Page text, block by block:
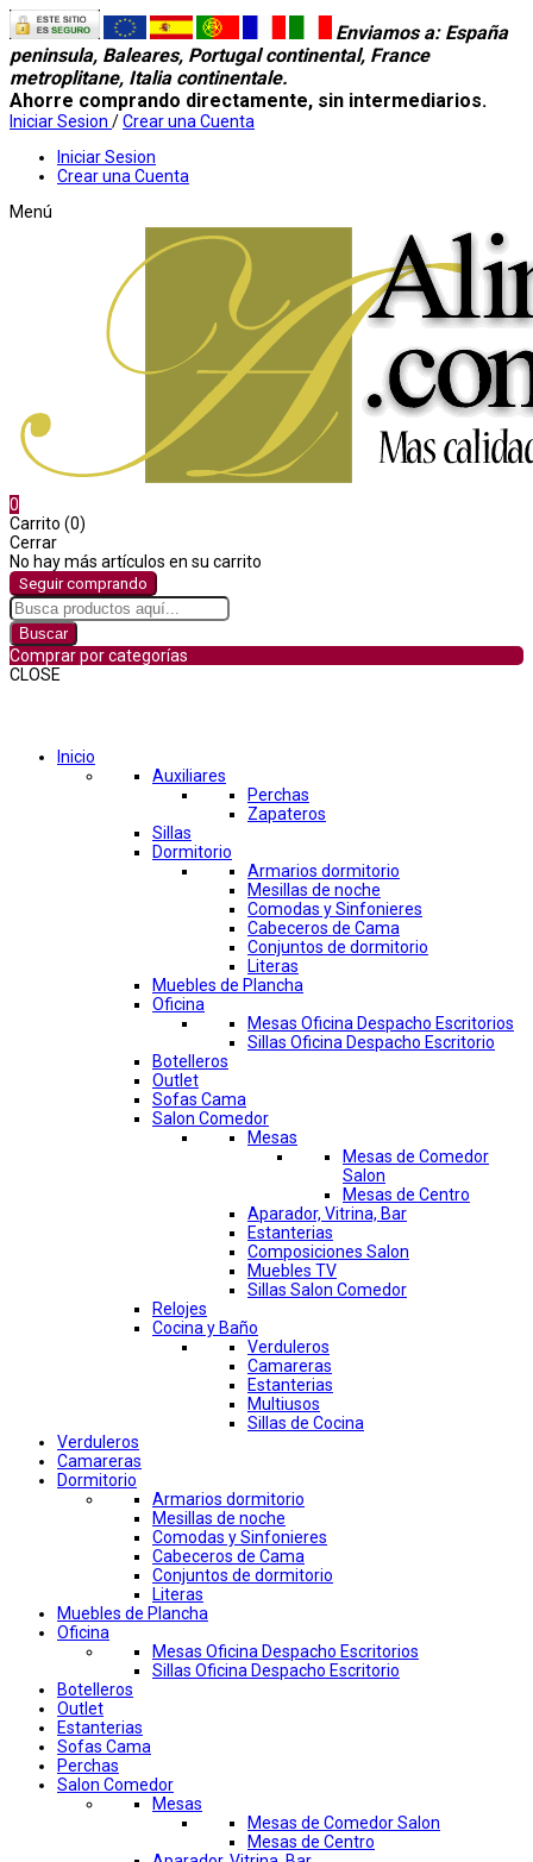
Enviamos a: España
peninsula, Baleares, Portugal continental, France
metroplitane, Italia continentale.
Ahorre comprando directamente, sin intermediarios.
Iniciar Sesion /Crear una Cuenta
Iniciar Sesion
Crear una Cuenta
Menú
0
Carrito (0)
Cerrar
No hay más artículos en su carrito
Seguir comprando
Buscar
Comprar por categorías
CLOSE
Inicio
Auxiliares
Perchas
Zapateros
Sillas
Dormitorio
Armarios dormitorio
Mesillas de noche
Comodas y Sinfonieres
Cabeceros de Cama
Conjuntos de dormitorio
Literas
Muebles de Plancha
Oficina
Mesas Oficina Despacho Escritorios
Sillas Oficina Despacho Escritorio
Botelleros
Outlet
Sofas Cama
Salon Comedor
Mesas
Mesas de Comedor
Salon
Mesas de Centro
Aparador, Vitrina, Bar
Estanterias
Composiciones Salon
Muebles TV
Sillas Salon Comedor
Relojes
Cocina y Baño
Verduleros
Camareras
Estanterias
Multiusos
Sillas de Cocina
Verduleros
Camareras
Dormitorio
Armarios dormitorio
Mesillas de noche
Comodas y Sinfonieres
Cabeceros de Cama
Conjuntos de dormitorio
Literas
Muebles de Plancha
Oficina
Mesas Oficina Despacho Escritorios
Sillas Oficina Despacho Escritorio
Botelleros
Outlet
Estanterias
Sofas Cama
Perchas
Salon Comedor
Mesas
Mesas de Comedor Salon
Mesas de Centro